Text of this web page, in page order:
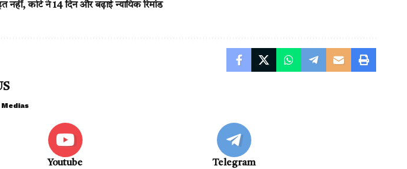
कोर्ट ने 14 दिन और बढ़ाई न्यायिक रिमांड
Medias
Youtube Telegram